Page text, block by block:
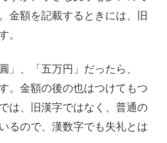
金額を記載するときには、旧
。
」、「五万円」だったら、
。金額の後の也はつけてもつ
は、旧漢字ではなく、普通の
るので、漢数字でも失礼とは